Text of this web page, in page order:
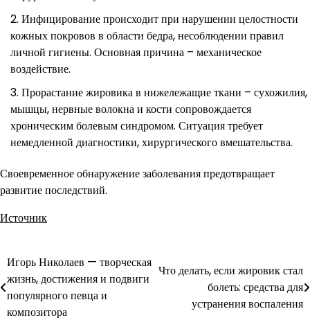
Инфицирование происходит при нарушении целостности
кожных покровов в области бедра, несоблюдении правил
личной гигиены. Основная причина – механическое
воздействие.
Прорастание жировика в нижележащие ткани – сухожилия,
мышцы, нервные волокна и кости сопровождается
хроническим болевым синдромом. Ситуация требует
немедленной диагностики, хирургического вмешательства.
Своевременное обнаружение заболевания предотвращает
развитие последствий.
Источник
Навигация
по
записям
Игорь Николаев — творческая
жизнь, достижения и подвиги
популярного певца и
композитора
Что делать, если жировик стал
болеть: средства для
устранения воспаления